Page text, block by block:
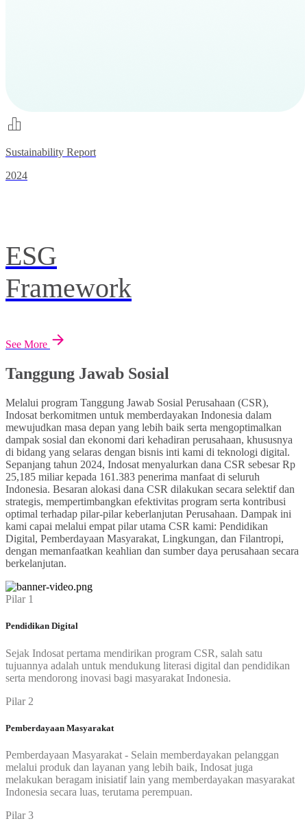
Sustainability Report
2024
ESG
Framework
See More
Tanggung Jawab Sosial
Melalui program Tanggung Jawab Sosial Perusahaan (CSR),
Indosat berkomitmen untuk memberdayakan Indonesia dalam
mewujudkan masa depan yang lebih baik serta mengoptimalkan
dampak sosial dan ekonomi dari kehadiran perusahaan, khususnya
di bidang yang selaras dengan bisnis inti kami di teknologi digital.
Sepanjang tahun 2024, Indosat menyalurkan dana CSR sebesar Rp
25,185 miliar kepada 161.383 penerima manfaat di seluruh
Indonesia. Besaran alokasi dana CSR dilakukan secara selektif dan
strategis, mempertimbangkan efektivitas program serta kontribusi
optimal terhadap pilar-pilar keberlanjutan Perusahaan. Dampak ini
kami capai melalui empat pilar utama CSR kami: Pendidikan
Digital, Pemberdayaan Masyarakat, Lingkungan, dan Filantropi,
dengan memanfaatkan keahlian dan sumber daya perusahaan secara
berkelanjutan.
Pilar 1
Pendidikan Digital
Sejak Indosat pertama mendirikan program CSR, salah satu
tujuannya adalah untuk mendukung literasi digital dan pendidikan
serta mendorong inovasi bagi masyarakat Indonesia.
Pilar 2
Pemberdayaan Masyarakat
Pemberdayaan Masyarakat - Selain memberdayakan pelanggan
melalui produk dan layanan yang lebih baik, Indosat juga
melakukan beragam inisiatif lain yang memberdayakan masyarakat
Indonesia secara luas, terutama perempuan.
Pilar 3